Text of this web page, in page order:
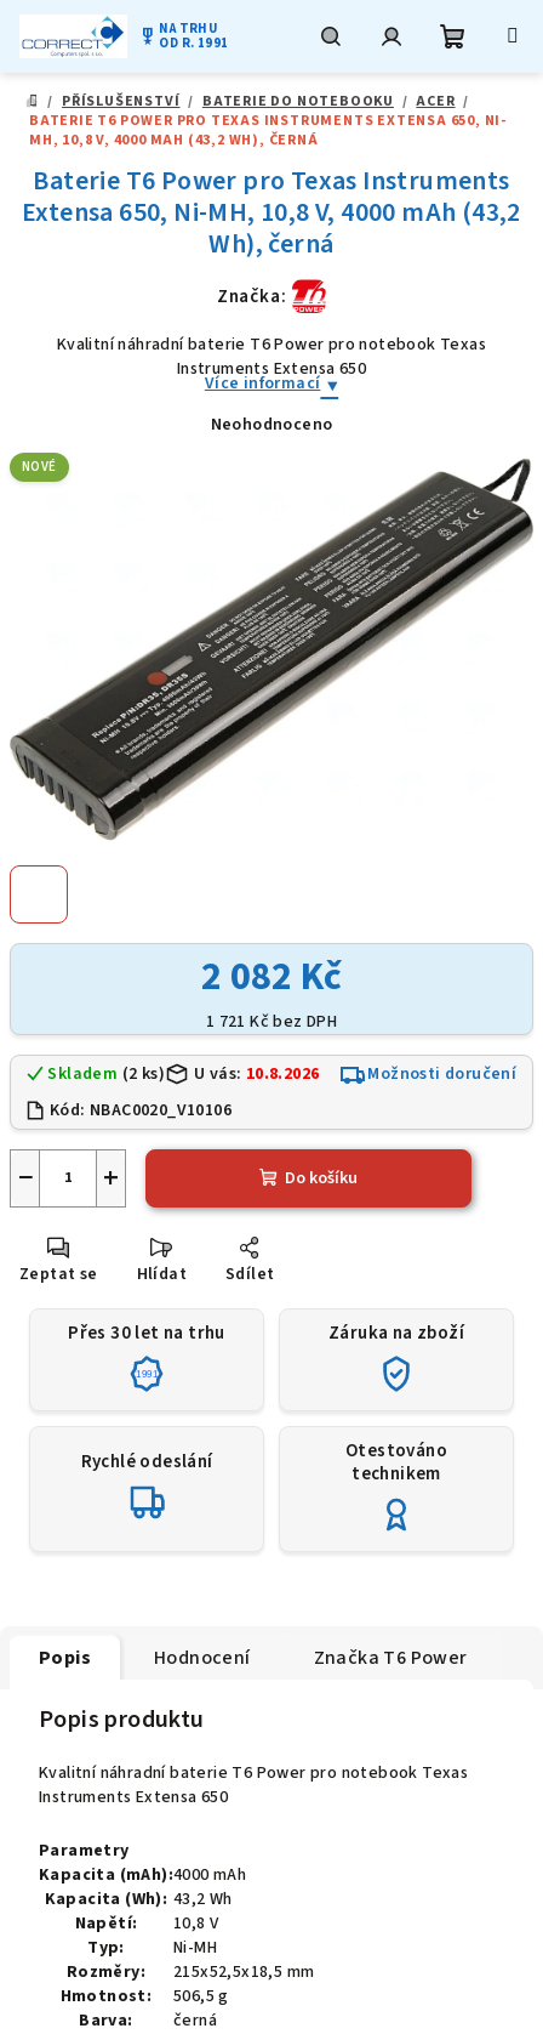
obsah
military_tech NA TRHU
OD R. 1991
DOMŮ
/ PŘÍSLUŠENSTVÍ / BATERIE DO NOTEBOOKU / ACER /
BATERIE T6 POWER PRO TEXAS INSTRUMENTS EXTENSA 650, NI-
MH, 10,8 V, 4000 MAH (43,2 WH), ČERNÁ
2 082 Kč
1 721 Kč bez DPH
Skladem (2 ks) U vás: 10.8.2026
Možnosti doručení
Kód: NBAC0020_V10106
+
− Do košíku
Zeptat se Hlídat Sdílet
Baterie T6 Power pro Texas Instruments
Extensa 650, Ni-MH, 10,8 V, 4000 mAh (43,2
Wh), černá
Značka:
Kvalitní náhradní baterie T6 Power pro notebook Texas
Instruments Extensa 650
Více informací
Průměrné
Neohodnoceno
NOVÉ
Přes 30 let na trhu
1991
Záruka na zboží
Rychlé odeslání
Otestováno
technikem
Popis Hodnocení Značka T6 Power
Popis produktu
Kvalitní náhradní baterie T6 Power pro notebook Texas
Instruments Extensa 650
Parametry
Kapacita (mAh):4000 mAh
Kapacita (Wh): 43,2 Wh
Napětí:
10,8 V
Typ:
Ni-MH
Rozměry:
215x52,5x18,5 mm
Hmotnost:
506,5 g
Barva:
černá